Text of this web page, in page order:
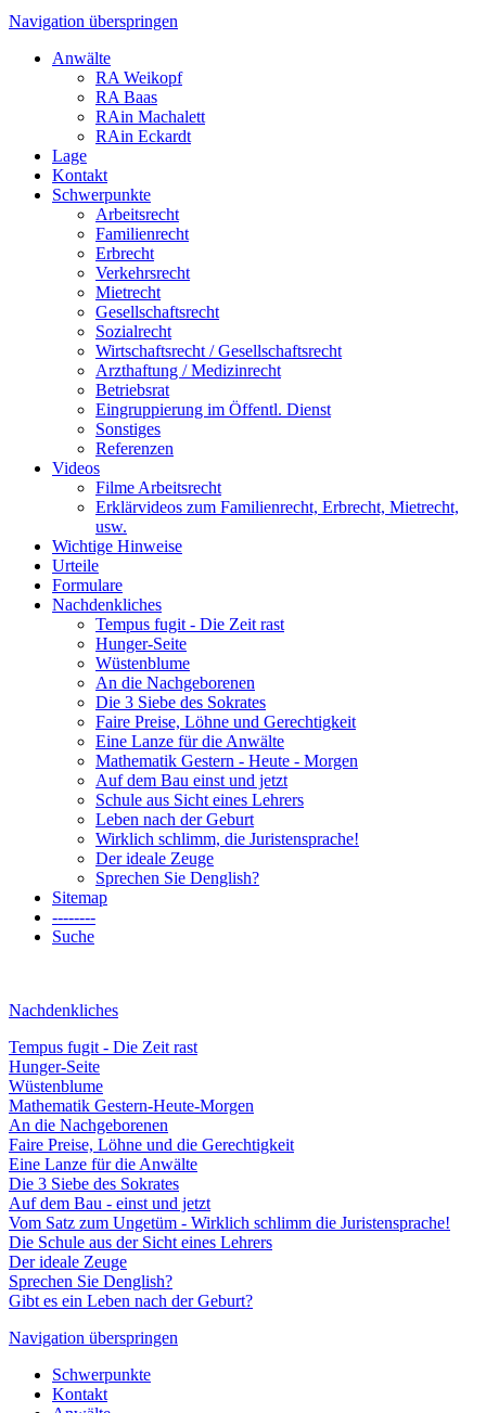
Navigation überspringen
Anwälte
RA Weikopf
RA Baas
RAin Machalett
RAin Eckardt
Lage
Kontakt
Schwerpunkte
Arbeitsrecht
Familienrecht
Erbrecht
Verkehrsrecht
Mietrecht
Gesellschaftsrecht
Sozialrecht
Wirtschaftsrecht / Gesellschaftsrecht
Arzthaftung / Medizinrecht
Betriebsrat
Eingruppierung im Öffentl. Dienst
Sonstiges
Referenzen
Videos
Filme Arbeitsrecht
Erklärvideos zum Familienrecht, Erbrecht, Mietrecht,
usw.
Wichtige Hinweise
Urteile
Formulare
Nachdenkliches
Tempus fugit - Die Zeit rast
Hunger-Seite
Wüstenblume
An die Nachgeborenen
Die 3 Siebe des Sokrates
Faire Preise, Löhne und Gerechtigkeit
Eine Lanze für die Anwälte
Mathematik Gestern - Heute - Morgen
Auf dem Bau einst und jetzt
Schule aus Sicht eines Lehrers
Leben nach der Geburt
Wirklich schlimm, die Juristensprache!
Der ideale Zeuge
Sprechen Sie Denglish?
Sitemap
--------
Suche
Nachdenkliches
Tempus fugit - Die Zeit rast
Hunger-Seite
Wüstenblume
Mathematik Gestern-Heute-Morgen
An die Nachgeborenen
Faire Preise, Löhne und die Gerechtigkeit
Eine Lanze für die Anwälte
Die 3 Siebe des Sokrates
Auf dem Bau - einst und jetzt
Vom Satz zum Ungetüm - Wirklich schlimm die Juristensprache!
Die Schule aus der Sicht eines Lehrers
Der ideale Zeuge
Sprechen Sie Denglish?
Gibt es ein Leben nach der Geburt?
Navigation überspringen
Schwerpunkte
Kontakt